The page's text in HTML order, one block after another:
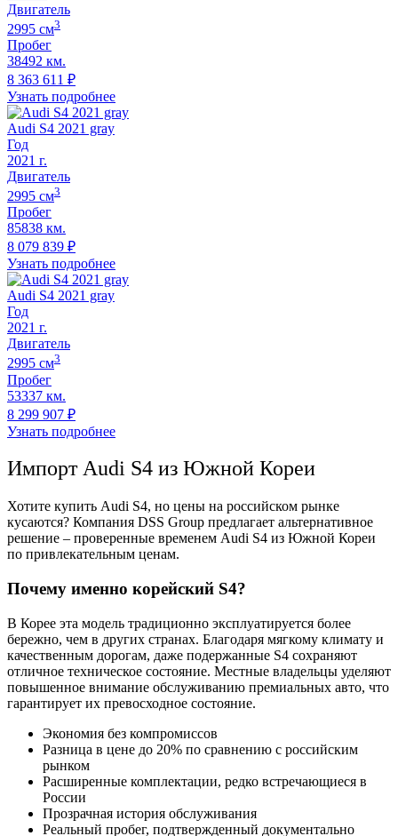
Двигатель
2995 cм3
Пробег
38492 км.
8 363 611 ₽
Узнать подробнее
Audi S4 2021 gray
Год
2021 г.
Двигатель
2995 cм3
Пробег
85838 км.
8 079 839 ₽
Узнать подробнее
Audi S4 2021 gray
Год
2021 г.
Двигатель
2995 cм3
Пробег
53337 км.
8 299 907 ₽
Узнать подробнее
Импорт Audi S4 из Южной Кореи
Хотите купить Audi S4, но цены на российском рынке
кусаются? Компания DSS Group предлагает альтернативное
решение – проверенные временем Audi S4 из Южной Кореи
по привлекательным ценам.
Почему именно корейский S4?
В Корее эта модель традиционно эксплуатируется более
бережно, чем в других странах. Благодаря мягкому климату и
качественным дорогам, даже подержанные S4 сохраняют
отличное техническое состояние. Местные владельцы уделяют
повышенное внимание обслуживанию премиальных авто, что
гарантирует их превосходное состояние.
Экономия без компромиссов
Разница в цене до 20% по сравнению с российским
рынком
Расширенные комплектации, редко встречающиеся в
России
Прозрачная история обслуживания
Реальный пробег, подтвержденный документально